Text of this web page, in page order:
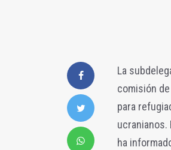
La
comisión
para
ha